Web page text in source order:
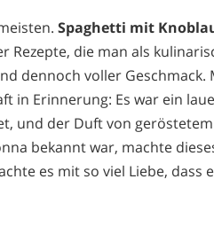
Spaghetti mit
die man als
dennoch voller Geschmack.
in Erinnerung: Es war ein
und der Duft von
bekannt war, machte
es mit so viel Liebe, dass